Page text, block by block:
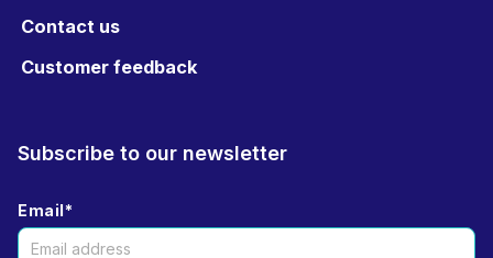
Contact us
Customer feedback
Subscribe to our newsletter
Email*